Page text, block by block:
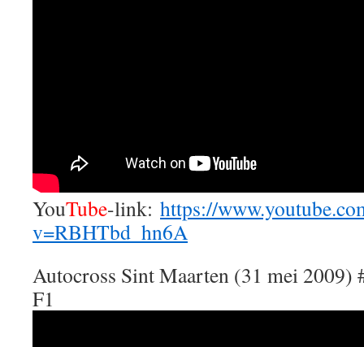
YouTube-link: https://
v=RBHTbd_hn6A
Autocross Sint Maarten (31 mei 2009)
F1